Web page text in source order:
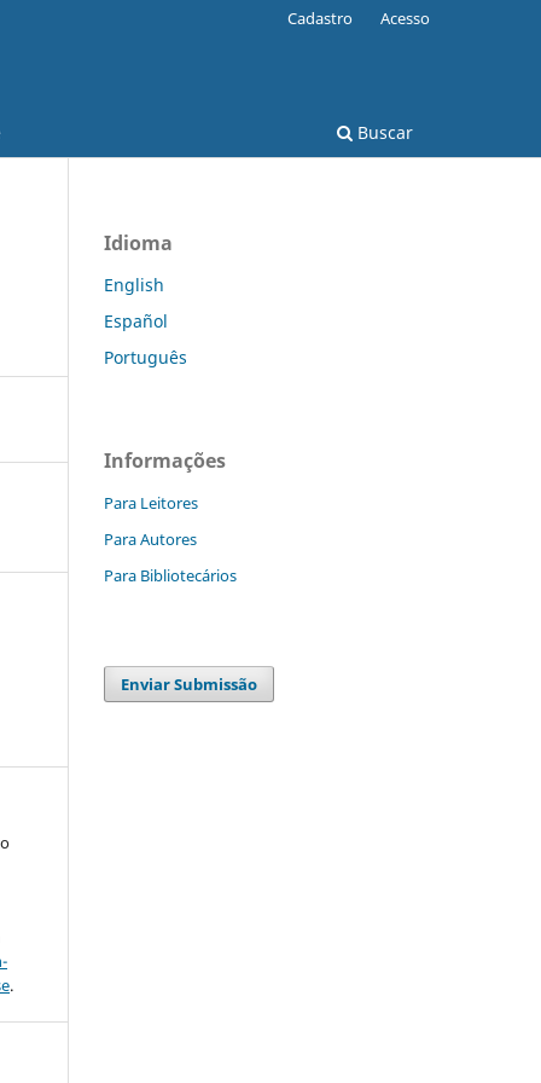
Buscar
Cadastro Acesso
.
Idioma
English
Español
Português
Informações
Para Leitores
Para Autores
Para Bibliotecários
Enviar Submissão